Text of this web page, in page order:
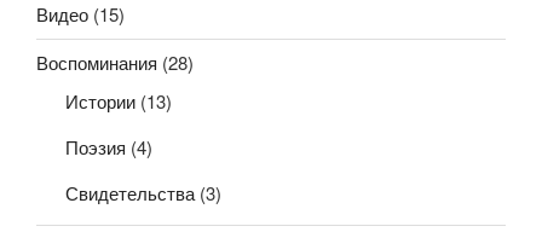
Видео (15)
Воспоминания (28)
Истории (13)
Поэзия (4)
Свидетельства (3)